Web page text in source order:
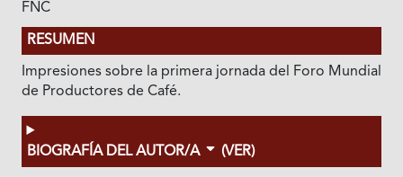
FNC
RESUMEN
Impresiones sobre la primera jornada del Foro Mundial
de Productores de Café.
BIOGRAFÍA DEL AUTOR/A (VER)